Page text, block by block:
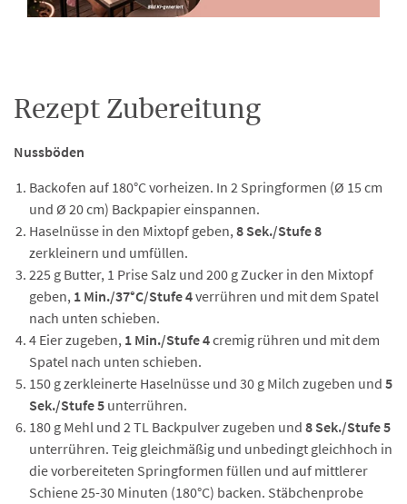
Rezept Zubereitung
Nussböden
Backofen auf 180°C vorheizen. In 2 Springformen (Ø 15 cm
und Ø 20 cm) Backpapier einspannen.
Haselnüsse in den Mixtopf geben,8 Sek./Stufe 8
zerkleinern und umfüllen.
225 g Butter, 1 Prise Salz und 200 g Zucker in den Mixtopf
geben, 1 Min./37°C/Stufe 4verrühren und mit dem Spatel
nach unten schieben.
4 Eier zugeben, 1 Min./Stufe 4cremig rühren und mit dem
Spatel nach unten schieben.
150 g zerkleinerte Haselnüsse und 30 g Milch zugeben und 5
Sek./Stufe 5 unterrühren.
180 g Mehl und 2 TL Backpulver zugeben und 8 Sek./Stufe 5
unterrühren. Teig gleichmäßig und unbedingt gleichhoch in
die vorbereiteten Springformen füllen und auf mittlerer
Schiene 25-30 Minuten (180°C) backen. Stäbchenprobe